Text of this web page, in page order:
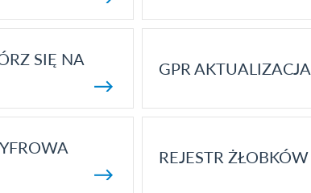
SIĘ NA
GPR AKTUALIZACJA
REJESTR ŻŁOBKÓW